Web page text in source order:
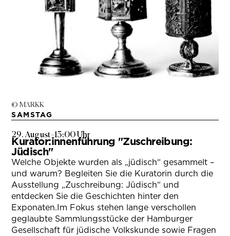
© MARKK
SAMSTAG
29. August–13:00 Uhr
Kurator:innenführung "Zuschreibung:
Jüdisch"
Welche Objekte wurden als „jüdisch“ gesammelt –
und warum? Begleiten Sie die Kuratorin durch die
Ausstellung „Zuschreibung: Jüdisch“ und
entdecken Sie die Geschichten hinter den
Exponaten.Im Fokus stehen lange verschollen
geglaubte Sammlungsstücke der Hamburger
Gesellschaft für jüdische Volkskunde sowie Fragen